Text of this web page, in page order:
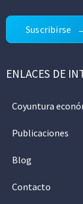
Suscribirse
ENLACES DE
Coyuntura
Publicaciones
Blog
Contacto